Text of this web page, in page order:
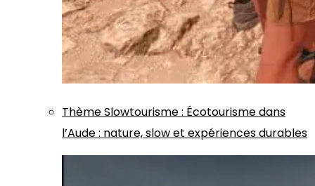
ThèmeSlowtourisme: Écotourisme dans
l’Aude : nature, slow et expériences durables